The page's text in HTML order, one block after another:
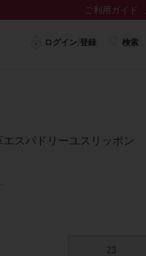
ご利用ガイド
ログイン/登録 検索
スパドリーユスリッポン
23